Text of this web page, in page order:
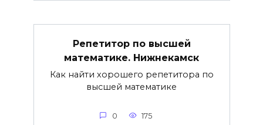
Репетитор по высшей
математике. Нижнекамск
Как найти хорошего репетитора по
высшей математике
0 175